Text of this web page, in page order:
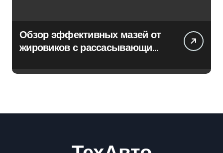
Обзор эффективных мазей от
жировиков с рассасывающим